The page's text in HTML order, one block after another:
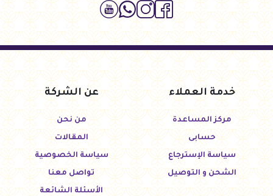
خدمة العملاء
مركز المساعدة
حسابى
سياسة الإسترجاع
الشحن و التوصيل
عن الشركة
من نحن
المقالات
سياسة الخصوصية
تواصل معنا
الأسئلة الشائعة